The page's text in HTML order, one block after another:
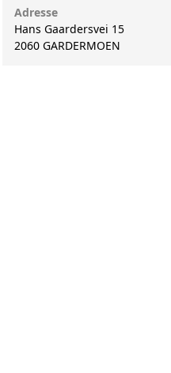
Adresse
Hans Gaardersvei 15
2060 GARDERMOEN